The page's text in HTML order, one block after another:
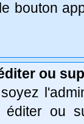
bouton
ou
éditer ou